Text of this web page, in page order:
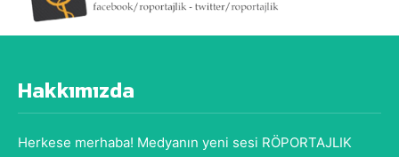
Hakkımızda
Herkese merhaba! Medyanın yeni sesi RÖPORTAJLIK